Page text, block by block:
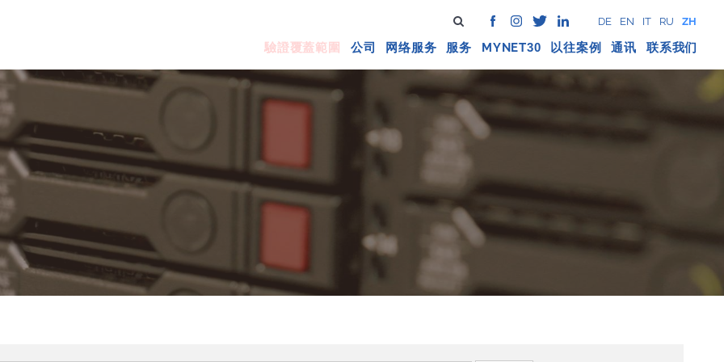
DE EN IT RU ZH
驗證覆蓋範圍 公司 网络服务 服务 MYNET 以往案例 通讯 联系我们